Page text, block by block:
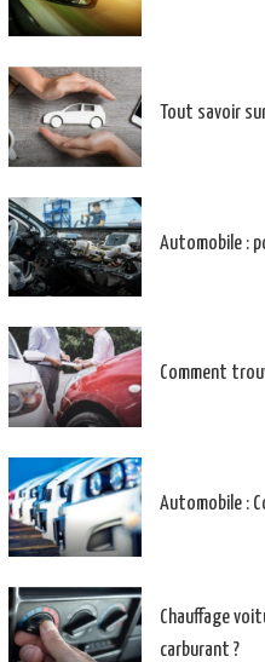
Tout savoir
Automobile :
Comment
Automobile :
Chauffage
carburant ?